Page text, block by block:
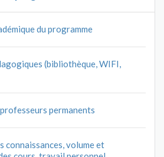
du programme
(bibliothèque, WIFI,
permanents
connaissances, volume et